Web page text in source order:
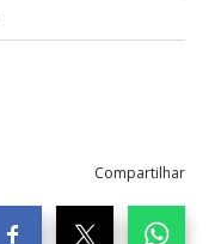
Compartilhar